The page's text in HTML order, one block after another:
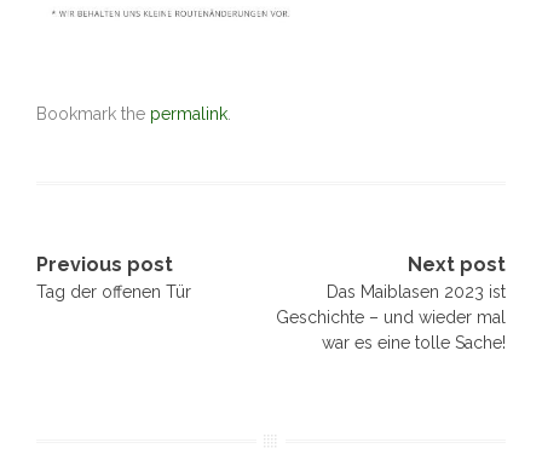
Bookmark the permalink
Post
navigation
Previous post
Tag der offenen Tür
Next post
Das Maiblasen 2023 ist
Geschichte – und wieder mal
war es eine tolle Sache!